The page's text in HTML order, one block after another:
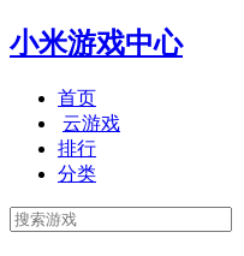
小米游戏中心
首页
云游戏
排行
分类